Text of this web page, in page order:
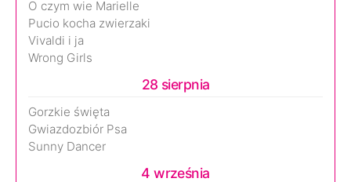
O czym wie Marielle
Pucio kocha zwierzaki
Vivaldi i ja
Wrong Girls
28 sierpnia
Gorzkie święta
Gwiazdozbiór Psa
Sunny Dancer
4 września